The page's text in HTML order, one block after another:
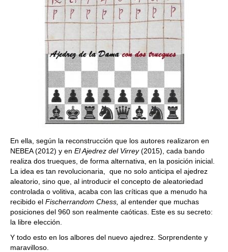
En ella, según la reconstrucción que los autores realizaron en
NEBEA (2012) y en El Ajedrez del Virrey(2015), cada bando
realiza dos trueques, de forma alternativa, en la posición inicial.
La idea es tan revolucionaria, que no solo anticipa el ajedrez
aleatorio, sino que, al introducir el concepto de aleatoriedad
controlada o volitiva, acaba con las críticas que a menudo ha
recibido el Fischerrandom Chess, al entender que muchas
posiciones del 960 son realmente caóticas. Este es su secreto:
la libre elección.
Y todo esto en los albores del nuevo ajedrez. Sorprendente y
maravilloso.